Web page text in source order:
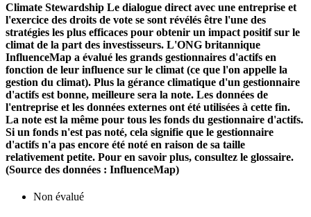
Climate Stewardship Le dialogue direct avec une entreprise et
l'exercice des droits de vote se sont révélés être l'une des
stratégies les plus efficaces pour obtenir un impact positif sur le
climat de la part des investisseurs. L'ONG britannique
InfluenceMap a évalué les grands gestionnaires d'actifs en
fonction de leur influence sur le climat (ce que l'on appelle la
gestion du climat). Plus la gérance climatique d'un gestionnaire
d'actifs est bonne, meilleure sera la note. Les données de
l'entreprise et les données externes ont été utilisées à cette fin.
La note est la même pour tous les fonds du gestionnaire d'actifs.
Si un fonds n'est pas noté, cela signifie que le gestionnaire
d'actifs n'a pas encore été noté en raison de sa taille
relativement petite. Pour en savoir plus, consultez le glossaire.
(Source des données : InfluenceMap)
Non évalué